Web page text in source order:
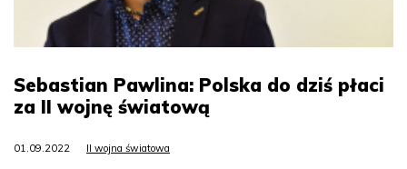
Sebastian Pawlina: Polska do dziś płaci
za II wojnę światową
01.09.2022 II wojna światowa